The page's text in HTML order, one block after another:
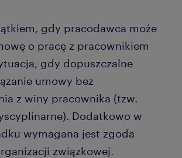
gdy pracodawca może
o pracę z pracownikiem
gdy dopuszczalne
umowy bez
z winy pracownika (tzw.
Dodatkowo w
wymagana jest zgoda
związkowej.